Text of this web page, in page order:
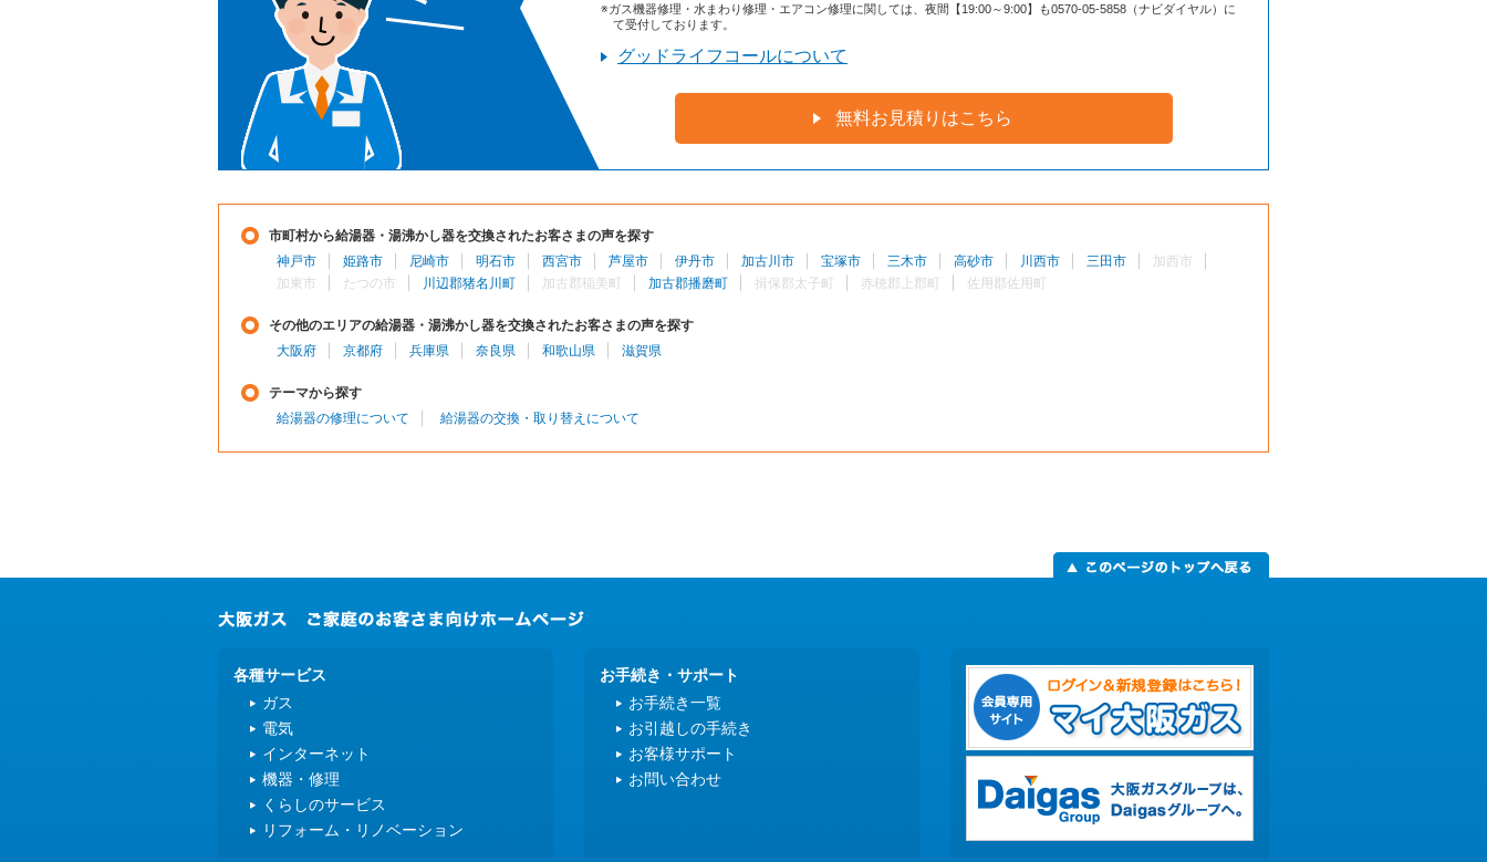
※ガス機器修理・水まわり修理・エアコン修理に関しては、夜間【19:00～9:00】も0570-05-5858（ナビダイヤル）に
て受付しております。
グッドライフコールについて
無料お見積りはこちら
市町村から給湯器・湯沸かし器を交換されたお客さまの声を探す
神戸市
姫路市 尼崎市 明石市 西宮市 芦屋市 伊丹市 加古川市 宝塚市 三木市 高砂市 川西市 三田市
加西市
加東市
たつの市 川辺郡猪名川町 加古郡稲美町 加古郡播磨町 揖保郡太子町 赤穂郡上郡町 佐用郡佐用町
その他のエリアの給湯器・湯沸かし器を交換されたお客さまの声を探す
大阪府
京都府 兵庫県 奈良県 和歌山県 滋賀県
テーマから探す
給湯器の修理について
給湯器の交換・取り替えについて
各種サービス
ガス
電気
インターネット
機器・修理
くらしのサービス
リフォーム・リノベーション
お手続き・サポート
お手続き一覧
お引越しの手続き
お客様サポート
お問い合わせ